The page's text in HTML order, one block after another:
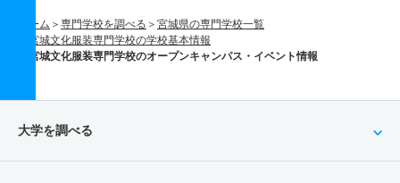
ホーム 専門学校を調べる
宮城県の専門学校一覧
宮城文化服装専門学校の学校基本情報
宮城文化服装専門学校のオープンキャンパス・イベント情報
大学を調べる